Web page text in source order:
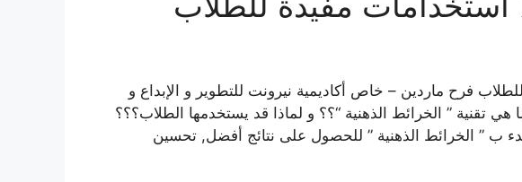
مفيدة للطلاب فرح ماردين – خاص أكاديمية نيرونت للتطوير و الإبداع و
تقنية ” الخرائط الذهنية “؟؟ و لماذا قد يستخدمها الطلاب؟؟؟
البدء ب ” الخرائط الذهنية ” للحصول على نتائج أفضل, تحسين